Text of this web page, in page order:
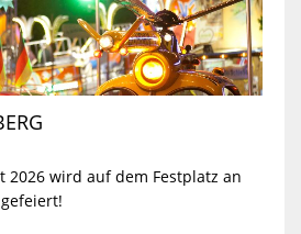
2026 wird auf dem Festplatz an